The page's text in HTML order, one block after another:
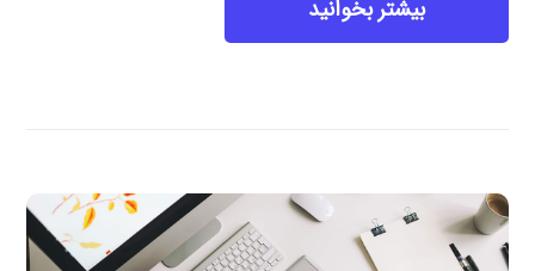
بیشتر بخوانید